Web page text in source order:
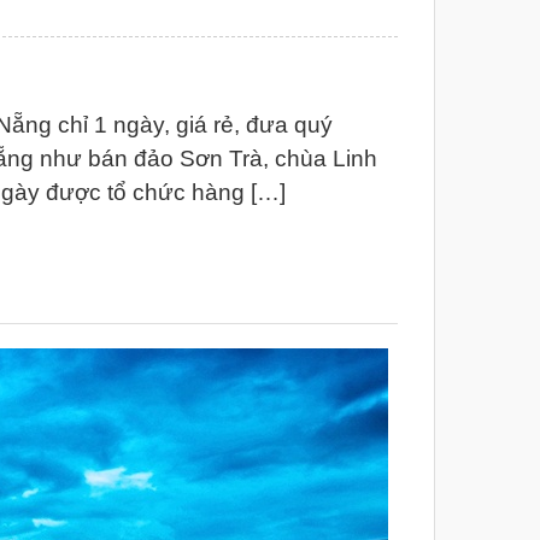
chỉ 1 ngày, giá rẻ, đưa quý
như bán đảo Sơn Trà, chùa Linh
được tổ chức hàng […]